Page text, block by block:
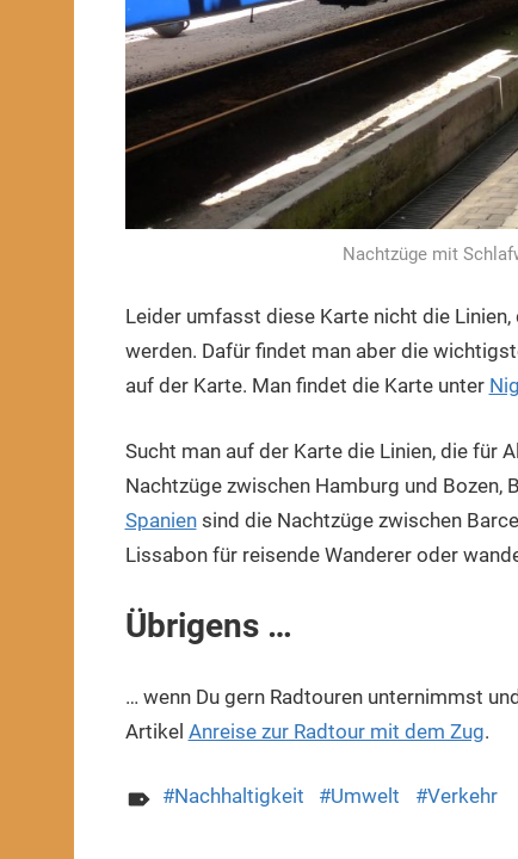
Nachtzüge mit
Leider umfasst diese Karte nicht die
werden. Dafür findet man aber die
auf der Karte. Man findet die Karte unter
Sucht man auf der Karte die Linien, die für
Nachtzüge zwischen Hamburg und Bozen,
Spaniensind die Nachtzüge zwischen
Lissabon für reisende Wanderer oder
Übrigens …
… wenn Du gern Radtouren unternimmst
Artikel Anreise zur Radtour mit dem Zug.
Nachhaltigkeit Umwelt Verkehr